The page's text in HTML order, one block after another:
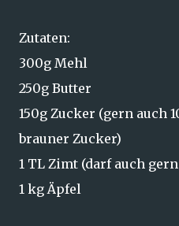
Zutaten:
300g Mehl
250g Butter
150g Zucker (gern auch
brauner Zucker)
1 TL Zimt (darf auch
1 kg Äpfel